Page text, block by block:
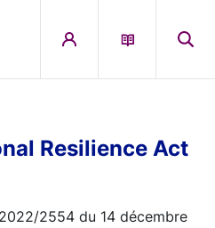
Resilience Act
2554 du 14 décembre